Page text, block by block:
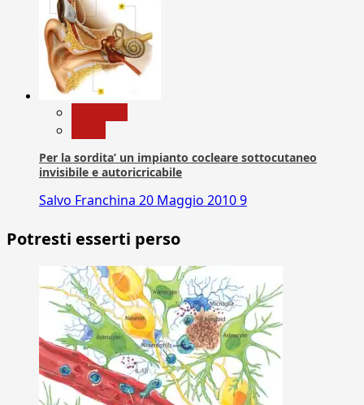
Per la sordita’ un impianto cocleare sottocutaneo
invisibile e autoricricabile
Salvo Franchina 20 Maggio 20109
Potresti esserti perso